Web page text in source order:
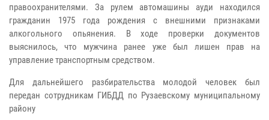
правоохранителями. За рулем автомашины ауди находился
гражданин 1975 года рождения с внешними признаками
алкогольного опьянения. В ходе проверки документов
выяснилось, что мужчина ранее уже был лишен прав на
управление транспортным средством.
Для дальнейшего разбирательства молодой человек был
передан сотрудникам ГИБДД по Рузаевскому муниципальному
району